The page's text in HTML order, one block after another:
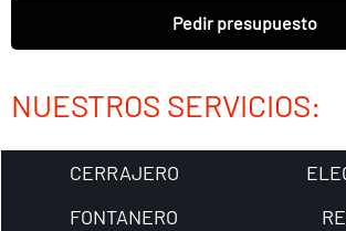
Pedir presupuesto
NUESTROS SERVICIOS:
CERRAJERO
FONTANERO